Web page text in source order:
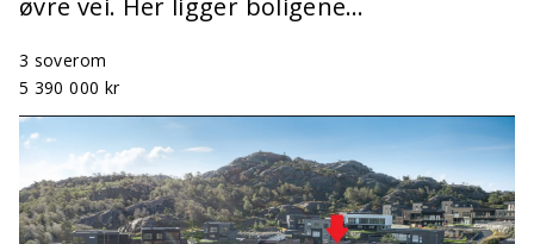
øvre vei. Her ligger boligene…
3 soverom
5 390 000 kr